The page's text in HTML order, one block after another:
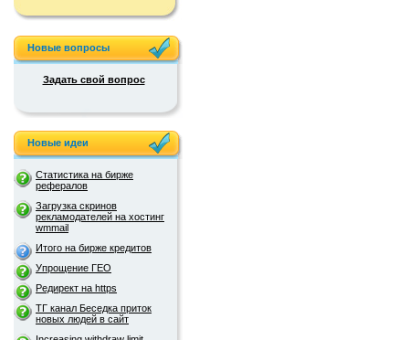
Новые вопросы
Задать свой вопрос
Новые идеи
Статистика на бирже
рефералов
Загрузка скринов
рекламодателей на хостинг
wmmail
Итого на бирже кредитов
Упрощение ГЕО
Редирект на https
ТГ канал Беседка приток
новых людей в сайт